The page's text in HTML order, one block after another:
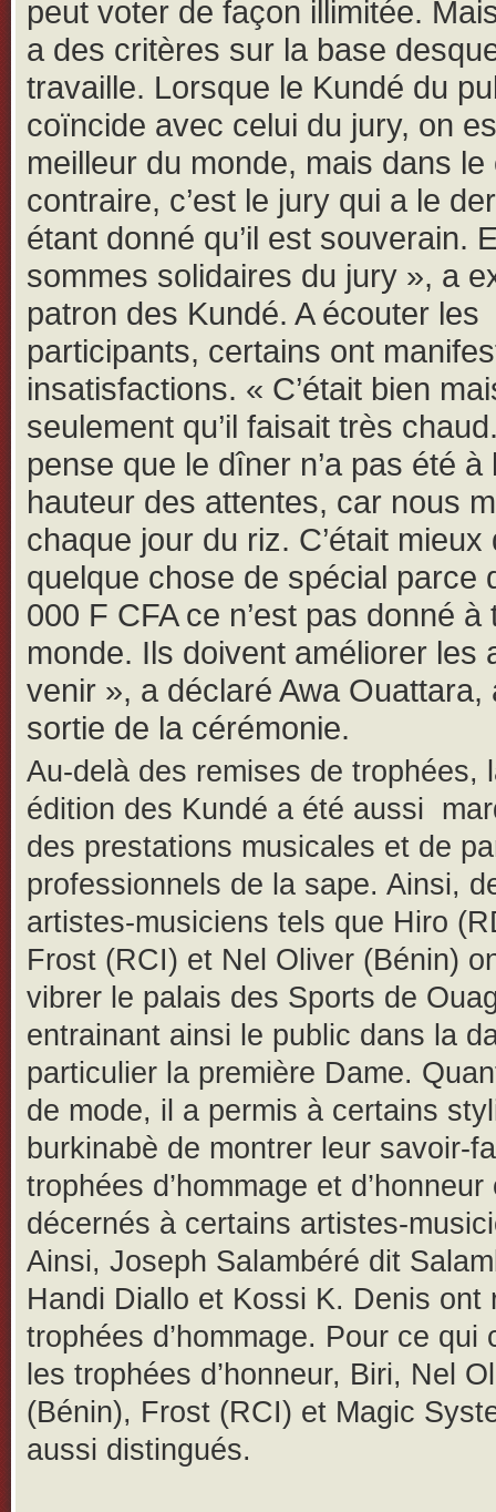
peut voter de façon illimitée.
a des critères sur la base
travaille. Lorsque le Kundé du
coïncide avec celui du jury, on
meilleur du monde, mais dans le
contraire, c’est le jury qui a le
étant donné qu’il est souverain.
sommes solidaires du jury », a
patron des Kundé. A écouter les
participants, certains ont
insatisfactions. « C’était bien
seulement qu’il faisait très
pense que le dîner n’a pas été à
hauteur des attentes, car nous
chaque jour du riz. C’était mieux
quelque chose de spécial parce
000 F CFA ce n’est pas donné à
monde. Ils doivent améliorer les
venir », a déclaré Awa Ouattara,
sortie de la cérémonie.
Au-delà des remises de trophées,
édition des Kundé a été aussi
des prestations musicales et de
professionnels de la sape. Ainsi,
artistes-musiciens tels que Hiro
Frost (RCI) et Nel Oliver (Bénin)
vibrer le palais des Sports de
entrainant ainsi le public dans la
particulier la première Dame.
de mode, il a permis à certains
burkinabè de montrer leur savoir-
trophées d’hommage et
décernés à certains artistes-
Ainsi, Joseph Salambéré dit
Handi Diallo et Kossi K. Denis ont
trophées d’hommage. Pour ce qui
les trophées d’honneur, Biri, Nel
(Bénin), Frost (RCI) et Magic
aussi distingués.